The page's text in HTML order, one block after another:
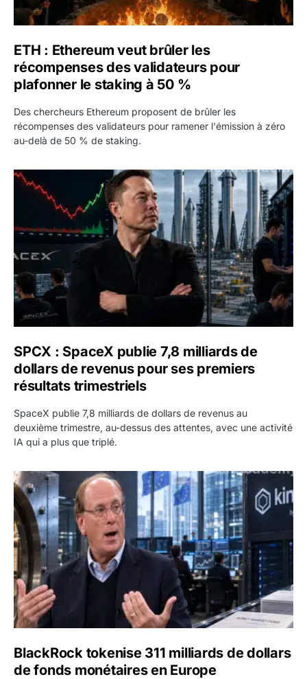
ETH : Ethereum veut brûler les
récompenses des validateurs pour
plafonner le staking à 50 %
Des chercheurs Ethereum proposent de brûler les
récompenses des validateurs pour ramener l'émission à zéro
au-delà de 50 % de staking.
SPCX : SpaceX publie 7,8 milliards de dollars de
SPCX : SpaceX publie 7,8 milliards de
dollars de revenus pour ses premiers
résultats trimestriels
SpaceX publie 7,8 milliards de dollars de revenus au
deuxième trimestre, au-dessus des attentes, avec une activité
IA qui a plus que triplé.
BlackRock tokenise 311 milliards de dollars de fonds
BlackRock tokenise 311 milliards de dollars
de fonds monétaires en Europe